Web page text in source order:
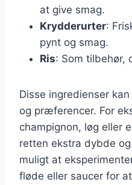
at give smag.
Krydderurter:
pynt og smag.
Ris: Som tilbehør,
Disse ingredienser
og præferencer. For
champignon, løg eller
retten ekstra dybde
muligt at
fløde eller saucer for